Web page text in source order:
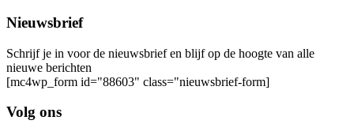
Nieuwsbrief
Schrijf je in voor de nieuwsbrief en blijf op de hoogte van alle
nieuwe berichten
[mc4wp_form id="88603" class="nieuwsbrief-form]
Volg ons